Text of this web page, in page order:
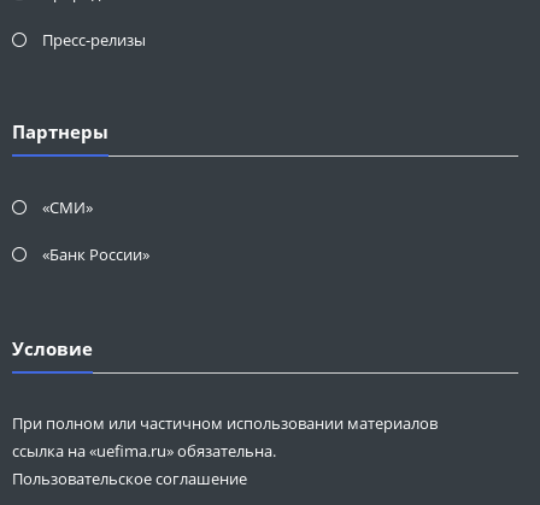
Пресс-релизы
Партнеры
«СМИ»
«Банк России»
Условие
При полном или частичном использовании материалов
ссылка на «uefima.ru» обязательна.
Пользовательское соглашение